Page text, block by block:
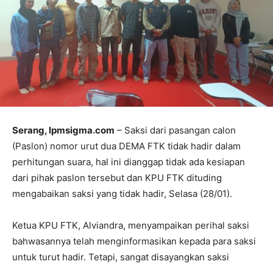
Serang, lpmsigma.com – Saksi dari pasangan calon
(Paslon) nomor urut dua DEMA FTK tidak hadir dalam
perhitungan suara, hal ini dianggap tidak ada kesiapan
dari pihak paslon tersebut dan KPU FTK dituding
mengabaikan saksi yang tidak hadir, Selasa (28/01).
Ketua KPU FTK, Alviandra, menyampaikan perihal saksi
bahwasannya telah menginformasikan kepada para saksi
untuk turut hadir. Tetapi, sangat disayangkan saksi